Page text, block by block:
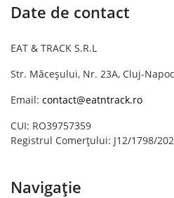
Date de contact
EAT & TRACK S.R.L
Str. Măceșului, Nr. 23A, Cluj-
Email: contact@eatntrack.ro
CUI: RO39757359
Registrul Comerțului: J12/1798/
Navigație